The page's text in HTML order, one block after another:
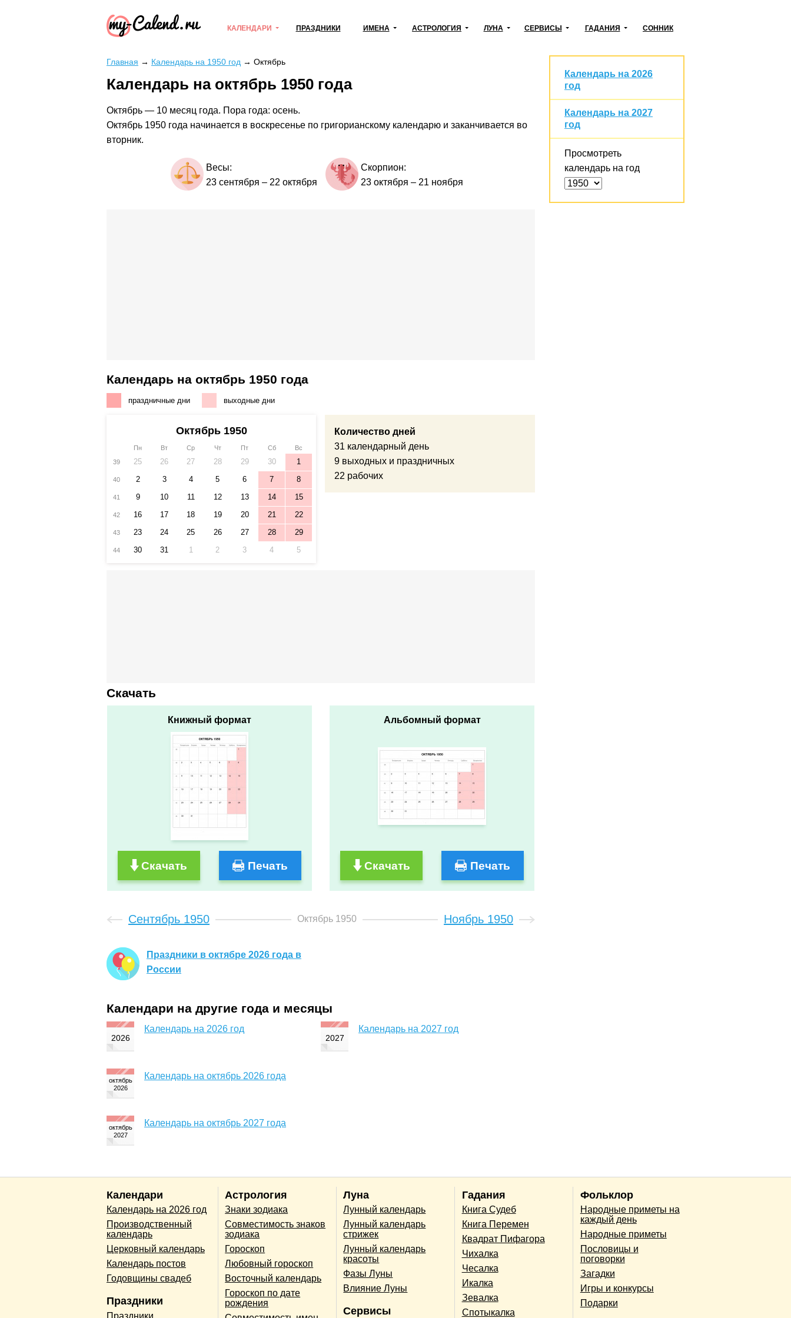
КАЛЕНДАРИ ПРАЗДНИКИ ИМЕНА АСТРОЛОГИЯ ЛУНА СЕРВИСЫ ГАДАНИЯ СОННИК
Главная → Календарь на 1950 год → Октябрь
Календарь на октябрь 1950 года
Октябрь — 10 месяц года. Пора года: осень.
Октябрь 1950 года начинается в воскресенье по григорианскому календарю и заканчивается во
вторник.
Весы:
23 сентября – 22 октября
Скорпион:
23 октября – 21 ноября
Календарь на октябрь 1950 года
праздничные дни выходные дни
Октябрь 1950
Пн Вт Ср Чт Пт Сб
Вс
39
25 26 27 28 29 30 1
40 2 3 4 5 6 7 8
41 9 10 11 12 13 14 15
42 16 17 18 19 20 21 22
43 23 24 25 26 27 28 29
44 30 31 1 2 3 4 5
Количество дней
31 календарный день
9 выходных и праздничных
22 рабочих
Скачать
Книжный формат
Скачать Печать
Альбомный формат
Скачать Печать
Сентябрь 1950 Октябрь 1950 Ноябрь 1950
Праздники в октябре 2026 года в
России
Календари на другие года и месяцы
Календарь на 2026 год Календарь на 2027 год
Календарь на октябрь 2026 года
Календарь на октябрь 2027 года
Календарь на 2026
год
Календарь на 2027
год
Просмотреть
календарь на год
Календари
Календарь на 2026 год
Производственный
календарь
Церковный календарь
Календарь постов
Годовщины свадеб
Праздники
Праздники
Астрология
Знаки зодиака
Совместимость знаков
зодиака
Гороскоп
Любовный гороскоп
Восточный календарь
Гороскоп по дате
рождения
Луна
Лунный календарь
Лунный календарь
стрижек
Лунный календарь
красоты
Фазы Луны
Влияние Луны
Сервисы
Гадания
Книга Судеб
Книга Перемен
Квадрат Пифагора
Чихалка
Чесалка
Икалка
Зевалка
Спотыкалка
Фольклор
Народные приметы на
каждый день
Народные приметы
Пословицы и
поговорки
Загадки
Игры и конкурсы
Подарки